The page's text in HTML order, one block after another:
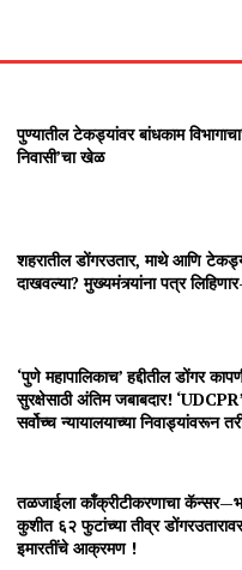
पुण्यातील टेकड्यांवर बांधकाम
निवासी’चा खेळ
शहरातील डोंगरउतार, माथे आणि
दाखवल्या? मुख्यमंत्र्यांना पत्र
‘पुणे महापालिकाच’ हद्दीतील डोंगर
सुरक्षेसाठी अंतिम जबाबदार!
सर्वोच्च न्यायालयाच्या निवाड्यांवरून
तळजाईला काँक्रीटीकरणाचा
कुशीत ६२ फुटांच्या तीव्र
इमारतींचे आक्रमण !